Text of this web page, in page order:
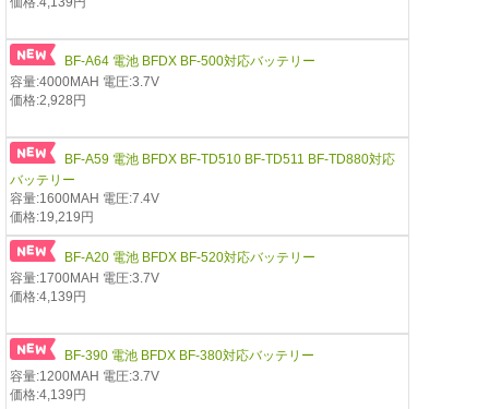
BF-A64 電池 BFDX BF-500対応バッテリー
容量:4000MAH 電圧:3.7V
価格:2,928円
BF-A59 電池 BFDX BF-TD510 BF-TD511 BF-TD880対応
バッテリー
容量:1600MAH 電圧:7.4V
価格:19,219円
BF-A20 電池 BFDX BF-520対応バッテリー
容量:1700MAH 電圧:3.7V
価格:4,139円
BF-390 電池 BFDX BF-380対応バッテリー
容量:1200MAH 電圧:3.7V
価格:4,139円